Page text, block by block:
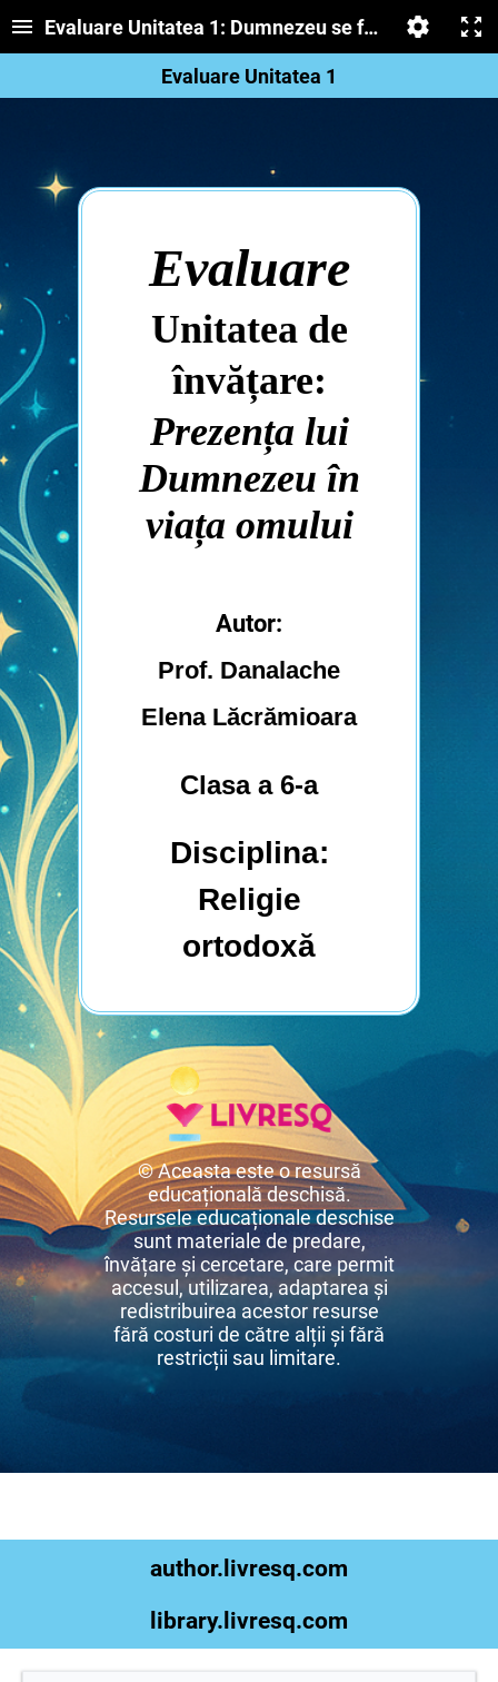
Evaluare Unitatea 1: Dumnezeu se face cunoscut
Evaluare Unitatea 1
Evaluare
Unitatea de
învățare:
Prezența lui
Dumnezeu în
viața omului
Autor:
Prof. Danalache
Elena Lăcrămioara
Clasa a 6-a
Disciplina:
Religie
ortodoxă
© Aceasta este o resursă
educațională deschisă.
Resursele educaționale deschise
sunt materiale de predare,
învățare și cercetare, care permit
accesul, utilizarea, adaptarea și
redistribuirea acestor resurse
fără costuri de către alții și fără
restricții sau limitare.
author.livresq.com
library.livresq.com